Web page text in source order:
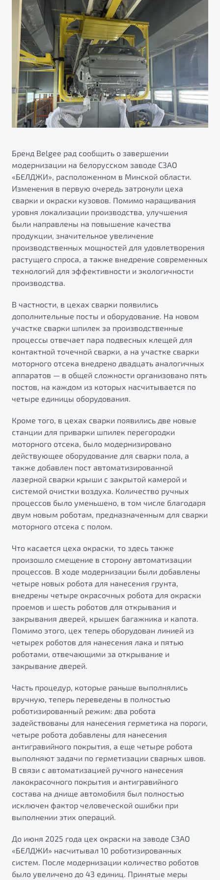
Яркий кроссовер
от 2 219 990 ₽*
Обзор В наличии
S50
Элегантный и практичный седан
от 1 699 990 ₽*
Обзор В наличии
X70
от 2 499 990 ₽*
Обзор В наличии
Автокредит
Трейд-ин
Страхование
Расчет КАСКО
Узнайте о специальных выгодах при покупке
автомобиля Belgee
Подробно
Тест-драйв
Автокредит
Спецпредложения
ПОДДЕРЖКА
Гарантия Belgee
Belgee Линк
Belgee Клуб
Belgee Плюс
Реферальная программа
Клиентская поддержка
Будьте еще более уверены на дорогах с программой
"Помощь на дорогах"
Преимущества программы
Запись на сервис
Калькулятор ТО
Клиентская поддержка
О дилерском центре
Правовая информация
Бренд Belgee рад сообщить о завершении
модернизации на белорусском заводе СЗАО
«БЕЛДЖИ», расположенном в Минской области.
Изменения в первую очередь затронули цеха
сварки и окраски кузовов. Помимо наращивания
уровня локализации производства, улучшения
были направлены на повышение качества
продукции, значительное увеличение
производственных мощностей для удовлетворения
растущего спроса, а также внедрение современных
технологий для эффективности и экологичности
производства.
В частности, в цехах сварки появились
дополнительные посты и оборудование. На новом
участке сварки шпилек за производственные
процессы отвечает пара подвесных клещей для
контактной точечной сварки, а на участке сварки
моторного отсека внедрено двадцать аналогичных
аппаратов — в общей сложности организовано пять
постов, на каждом из которых насчитывается по
четыре единицы оборудования.
Кроме того, в цехах сварки появились две новые
станции для приварки шпилек перегородки
моторного отсека, было модернизировано
действующее оборудование для сварки пола, а
также добавлен пост автоматизированной
лазерной сварки крыши с закрытой камерой и
системой очистки воздуха. Количество ручных
процессов было уменьшено, в том числе благодаря
двум новым роботам, предназначенным для сварки
моторного отсека с полом.
Что касается цеха окраски, то здесь также
произошло смещение в сторону автоматизации
процессов. В ходе модернизации были добавлены
четыре новых робота для нанесения грунта,
внедрены четыре окрасочных робота для окраски
проемов и шесть роботов для открывания и
закрывания дверей, крышек багажника и капота.
Помимо этого, цех теперь оборудован линией из
четырех роботов для нанесения лака и пятью
роботами, отвечающими за открывание и
закрывание дверей.
Часть процедур, которые раньше выполнялись
вручную, теперь переведены в полностью
роботизированный режим: два робота
задействованы для нанесения герметика на пороги,
четыре робота добавлены для нанесения
антигравийного покрытия, а еще четыре робота
выполняют задачи по герметизации сварных швов.
В связи с автоматизацией ручного нанесения
лакокрасочного покрытия и антигравийного
состава на днище автомобиля был полностью
исключен фактор человеческой ошибки при
выполнении этих операций.
До июня 2025 года цех окраски на заводе СЗАО
«БЕЛДЖИ» насчитывал 10 роботизированных
систем. После модернизации количество роботов
было увеличено до 43 единиц. Принятые меры